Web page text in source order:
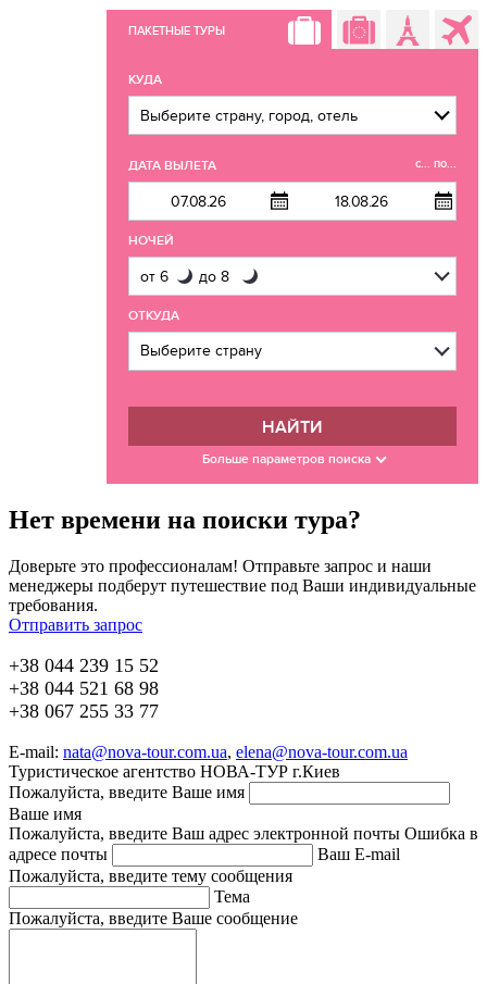
ПАКЕТНЫЕ ТУРЫ
КУДА
ДАТА ВЫЛЕТА с... по...
НОЧЕЙ
ОТКУДА
НАЙТИ
Больше параметров поиска
Нет времени на поиски тура?
Доверьте это профессионалам! Отправьте запрос и наши
менеджеры подберут путешествие под Ваши индивидуальные
требования.
Отправить запрос
+38 044 239 15 52
+38 044 521 68 98
+38 067 255 33 77
E-mail: nata@nova-tour.com.ua, elena@nova-tour.com.ua
Туристическое агентство НОВА-ТУР г.Киев
Пожалуйста, введите Ваше имя
Ваше имя
Пожалуйста, введите Ваш адрес электронной почты Ошибка в
адресе почты
Ваш E-mail
Пожалуйста, введите тему сообщения
Тема
Пожалуйста, введите Ваше сообщение